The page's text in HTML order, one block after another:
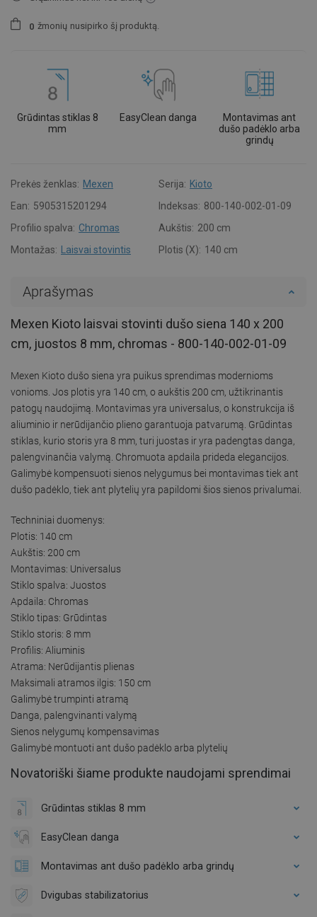
0 žmonių nusipirko šį produktą.
Grūdintas stiklas 8
mm
EasyClean danga
Montavimas ant
dušo padėklo arba
grindų
Prekės ženklas: Mexen Serija: Kioto
Ean: 5905315201294 Indeksas: 800-140-002-01-09
Profilio spalva: Chromas Aukštis: 200 cm
Montažas:
Laisvai stovintis Plotis (X): 140 cm
Aprašymas
Mexen Kioto laisvai stovinti dušo siena 140 x 200
cm, juostos 8 mm, chromas - 800-140-002-01-09
Mexen Kioto dušo siena yra puikus sprendimas modernioms
vonioms. Jos plotis yra 140 cm, o aukštis 200 cm, užtikrinantis
patogų naudojimą. Montavimas yra universalus, o konstrukcija iš
aliuminio ir nerūdijančio plieno garantuoja patvarumą. Grūdintas
stiklas, kurio storis yra 8 mm, turi juostas ir yra padengtas danga,
palengvinančia valymą. Chromuota apdaila prideda elegancijos.
Galimybė kompensuoti sienos nelygumus bei montavimas tiek ant
dušo padėklo, tiek ant plytelių yra papildomi šios sienos privalumai.
Techniniai duomenys:
Plotis: 140 cm
Aukštis: 200 cm
Montavimas: Universalus
Stiklo spalva: Juostos
Apdaila: Chromas
Stiklo tipas: Grūdintas
Stiklo storis: 8 mm
Profilis: Aliuminis
Atrama: Nerūdijantis plienas
Maksimali atramos ilgis: 150 cm
Galimybė trumpinti atramą
Danga, palengvinanti valymą
Sienos nelygumų kompensavimas
Galimybė montuoti ant dušo padėklo arba plytelių
Novatoriški šiame produkte naudojami sprendimai
Grūdintas stiklas 8 mm
EasyClean danga
Montavimas ant dušo padėklo arba grindų
Dvigubas stabilizatorius